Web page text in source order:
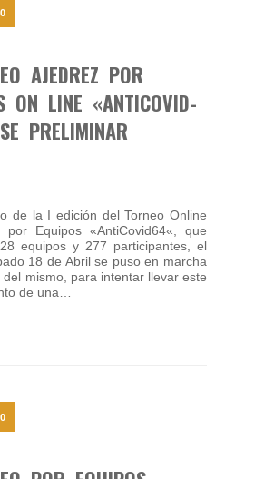
AJEDREZ POR
ON LINE «ANTICOVID-
PRELIMINAR
de la I edición del Torneo Online
por Equipos «AntiCovid64«, que
equipos y 277 participantes, el
18 de Abril se puso en marcha
del mismo, para intentar llevar este
de una…